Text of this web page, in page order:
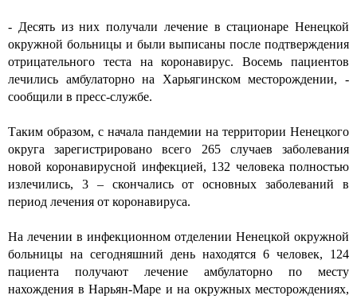
- Десять из них получали лечение в стационаре Ненецкой
окружной больницы и были выписаны после подтверждения
отрицательного теста на коронавирус. Восемь пациентов
лечились амбулаторно на Харьягинском месторождении, -
сообщили в пресс-службе.
Таким образом, с начала пандемии на территории Ненецкого
округа зарегистрировано всего 265 случаев заболевания
новой коронавирусной инфекцией, 132 человека полностью
излечились, 3 – скончались от основных заболеваний в
период лечения от коронавируса.
На лечении в инфекционном отделении Ненецкой окружной
больницы на сегодняшний день находятся 6 человек, 124
пациента получают лечение амбулаторно по месту
нахождения в Нарьян-Маре и на окружных месторождениях,